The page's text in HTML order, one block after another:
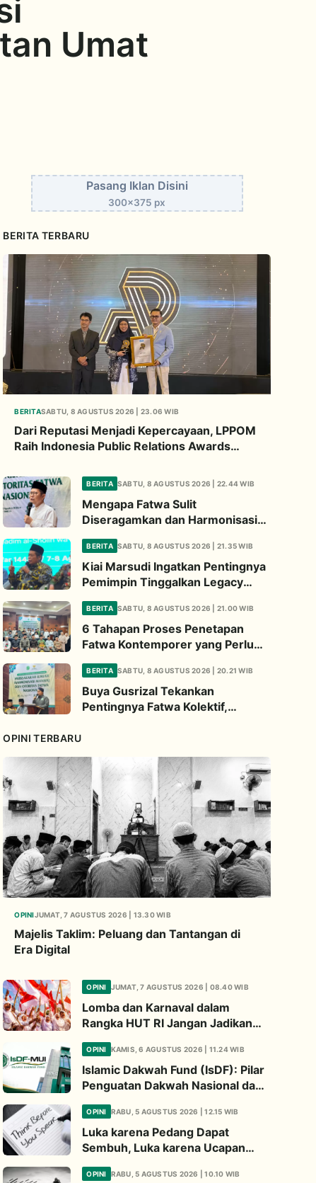
Umat
Pasang Iklan Disini
300x375 px
BERITA TERBARU
BERITASABTU, 8 AGUSTUS 2026 | 23.06 WIB
Dari Reputasi Menjadi Kepercayaan, LPPOM
Raih Indonesia Public Relations Awards
BERITA SABTU, 8 AGUSTUS 2026 | 22.44 WIB
Mengapa Fatwa Sulit
Diseragamkan dan Harmonisasi
Manhaj Penting? Ini Penjelasan
Kiai Cholil
BERITA SABTU, 8 AGUSTUS 2026 | 21.35 WIB
Kiai Marsudi Ingatkan Pentingnya
Pemimpin Tinggalkan Legacy
Nyata untuk Umat
BERITA SABTU, 8 AGUSTUS 2026 | 21.00 WIB
6 Tahapan Proses Penetapan
Fatwa Kontemporer yang Perlu
Diperhatikan
BERITA SABTU, 8 AGUSTUS 2026 | 20.21 WIB
Buya Gusrizal Tekankan
Pentingnya Fatwa Kolektif,
OPINI TERBARU
OPINIJUMAT, 7 AGUSTUS 2026 | 13.30 WIB
Majelis Taklim: Peluang dan Tantangan di
Era Digital
OPINI JUMAT, 7 AGUSTUS 2026 | 08.40 WIB
Lomba dan Karnaval dalam
Rangka HUT RI Jangan Jadikan
Ajang Judi dan Kampanye LGBT
OPINI KAMIS, 6 AGUSTUS 2026 | 11.24 WIB
Islamic Dakwah Fund (IsDF): Pilar
Penguatan Dakwah Nasional dan
Jembatan Kepedulian Umat
Global
OPINI RABU, 5 AGUSTUS 2026 | 12.15 WIB
Luka karena Pedang Dapat
Sembuh, Luka karena Ucapan
Dapat Diwariskan
OPINI RABU, 5 AGUSTUS 2026 | 10.10 WIB